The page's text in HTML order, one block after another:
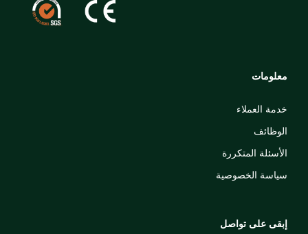
معلومات
خدمة العملاء
الوظائف
الأسئلة المتكررة
سياسة الخصوصية
إبقى على تواصل